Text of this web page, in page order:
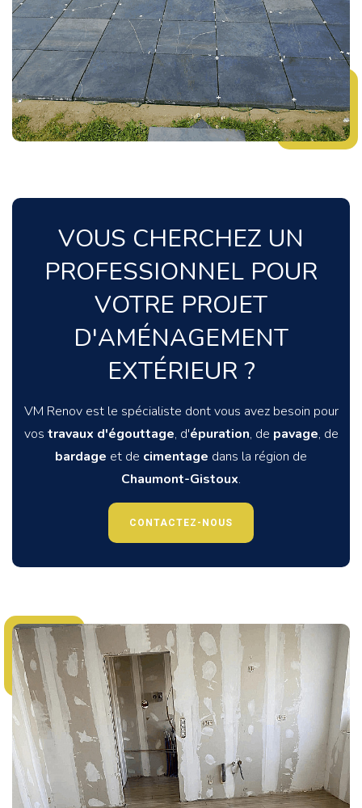
VOUS CHERCHEZ UN
PROFESSIONNEL POUR
VOTRE PROJET
D'AMÉNAGEMENT
EXTÉRIEUR ?
VM Renov est le spécialiste dont vous avez besoin pour
vos travaux d'égouttage, d'épuration, de pavage, de
bardage et de cimentage dans la région de
Chaumont-Gistoux.
CONTACTEZ-NOUS